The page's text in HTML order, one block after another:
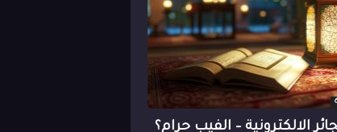
الالكترونية – الفيب حرام؟